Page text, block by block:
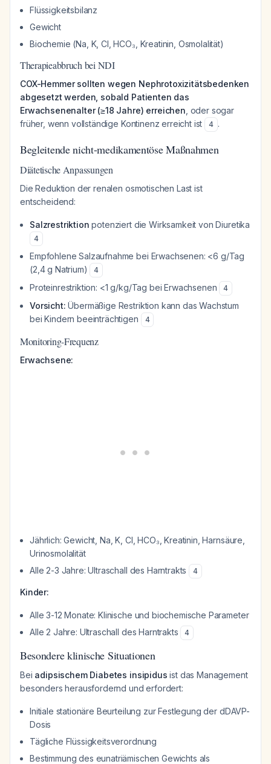
Flüssigkeitsbilanz
Gewicht
Biochemie (Na, K, Cl, HCO₃, Kreatinin, Osmolalität)
Therapieabbruch bei NDI
COX-Hemmer sollten wegen Nephrotoxizitätsbedenken
abgesetzt werden, sobald Patienten das
Erwachsenenalter (≥18 Jahre) erreichen , oder sogar
früher, wenn vollständige Kontinenz erreicht ist
4 .
Begleitende nicht-medikamentöse Maßnahmen
Diätetische Anpassungen
Die Reduktion der renalen osmotischen Last ist
entscheidend:
Salzrestriktion potenziert die Wirksamkeit von Diuretika
4
Empfohlene Salzaufnahme bei Erwachsenen: <6 g/Tag
(2,4 g Natrium)
4
Proteinrestriktion: <1 g/kg/Tag bei Erwachsenen 4
Vorsicht: Übermäßige Restriktion kann das Wachstum
bei Kindern beeinträchtigen
4
Monitoring-Frequenz
Erwachsene:
Jährlich: Gewicht, Na, K, Cl, HCO₃, Kreatinin, Harnsäure,
Urinosmolalität
Alle 2-3 Jahre: Ultraschall des Harntrakts
4
Kinder:
Alle 3-12 Monate: Klinische und biochemische Parameter
Alle 2 Jahre: Ultraschall des Harntrakts
4
Besondere klinische Situationen
Bei adipsischem Diabetes insipidus ist das Management
besonders herausfordernd und erfordert:
Initiale stationäre Beurteilung zur Festlegung der dDAVP-
Dosis
Tägliche Flüssigkeitsverordnung
Bestimmung des eunatriämischen Gewichts als